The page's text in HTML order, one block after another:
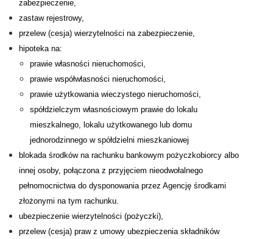
zabezpieczenie,
zastaw rejestrowy,
przelew (cesja) wierzytelności na zabezpieczenie,
hipoteka na:
prawie własności nieruchomości,
prawie współwłasności nieruchomości,
prawie użytkowania wieczystego nieruchomości,
spółdzielczym własnościowym prawie do lokalu
mieszkalnego, lokalu użytkowanego lub domu
jednorodzinnego w spółdzielni mieszkaniowej
blokada środków na rachunku bankowym pożyczkobiorcy albo
innej osoby, połączona z przyjęciem nieodwołalnego
pełnomocnictwa do dysponowania przez Agencję środkami
złożonymi na tym rachunku.
ubezpieczenie wierzytelności (pożyczki),
przelew (cesja) praw z umowy ubezpieczenia składników